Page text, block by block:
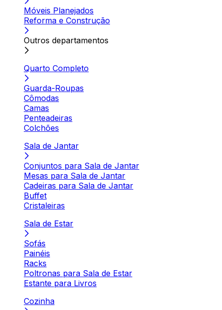
Móveis Planejados
Reforma e Construção
Outros departamentos
Quarto Completo
Guarda-Roupas
Cômodas
Camas
Penteadeiras
Colchões
Sala de Jantar
Conjuntos para Sala de Jantar
Mesas para Sala de Jantar
Cadeiras para Sala de Jantar
Buffet
Cristaleiras
Sala de Estar
Sofás
Painéis
Racks
Poltronas para Sala de Estar
Estante para Livros
Cozinha